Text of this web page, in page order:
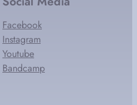
Facebook
Instagram
Youtube
Bandcamp